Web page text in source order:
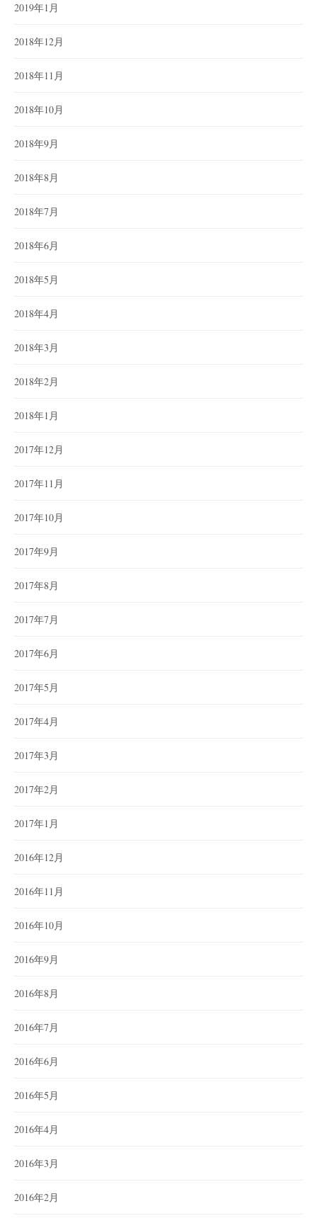
2019年1月
2018年12月
2018年11月
2018年10月
2018年9月
2018年8月
2018年7月
2018年6月
2018年5月
2018年4月
2018年3月
2018年2月
2018年1月
2017年12月
2017年11月
2017年10月
2017年9月
2017年8月
2017年7月
2017年6月
2017年5月
2017年4月
2017年3月
2017年2月
2017年1月
2016年12月
2016年11月
2016年10月
2016年9月
2016年8月
2016年7月
2016年6月
2016年5月
2016年4月
2016年3月
2016年2月